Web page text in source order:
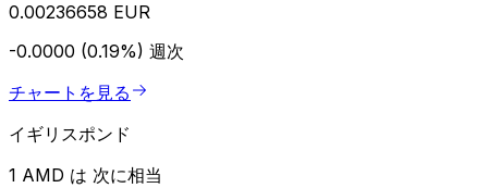
0.00236658 EUR
-0.0000 (0.19%) 週次
チャートを見る
イギリスポンド
1 AMD は 次に相当